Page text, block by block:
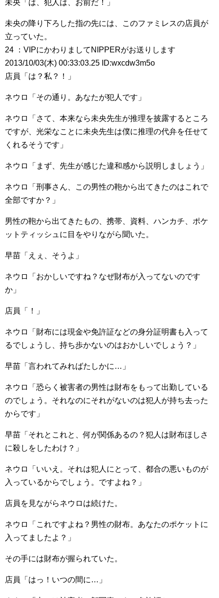
未央「は、犯人は、お前だ！」
未央の降り下ろした指の先には、このファミレスの店員が
立っていた。
24 ：VIPにかわりましてNIPPERがお送りします
2013/10/03(木) 00:33:03.25 ID:wxcdw3m5o
店員「は？私？！」
ネウロ「その通り。あなたが犯人です」
ネウロ「さて、本来なら未央先生が推理を披露するところ
ですが、光栄なことに未央先生は僕に推理の代弁を任せて
くれるそうです」
ネウロ「まず、先生が感じた違和感から説明しましょう」
ネウロ「刑事さん、この男性の鞄から出てきたのはこれで
全部ですか？」
男性の鞄から出てきたもの、携帯、資料、ハンカチ、ポケ
ットティッシュに目をやりながら聞いた。
早苗「えぇ、そうよ」
ネウロ「おかしいですね？なぜ財布が入ってないのです
か」
店員「！」
ネウロ「財布には現金や免許証などの身分証明書も入って
るでしょうし、持ち歩かないのはおかしいでしょう？」
早苗「言われてみればたしかに…」
ネウロ「恐らく被害者の男性は財布をもって出勤している
のでしょう。それなのにそれがないのは犯人が持ち去った
からです」
早苗「それとこれと、何が関係あるの？犯人は財布ほしさ
に殺しをしたわけ？」
ネウロ「いいえ。それは犯人にとって、都合の悪いものが
入っているからでしょう。ですよね？」
店員を見ながらネウロは続けた。
ネウロ「これですよね？男性の財布。あなたのポケットに
入ってましたよ？」
その手には財布が握られていた。
店員「はっ！いつの間に…」